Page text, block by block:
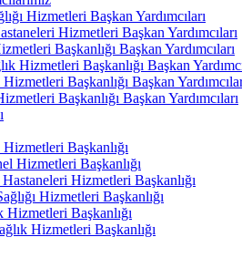
Hizmetleri Başkan Yardımcıları
Hizmetleri Başkan Yardımcıları
Başkanlığı Başkan Yardımcıları
Hizmetleri Başkanlığı Başkan
Başkanlığı Başkan
Başkanlığı Başkan Yardımcıları
Başkanlığı
Hizmetleri Başkanlığı
Hizmetleri Başkanlığı
Hizmetleri Başkanlığı
Hizmetleri Başkanlığı
Hizmetleri Başkanlığı